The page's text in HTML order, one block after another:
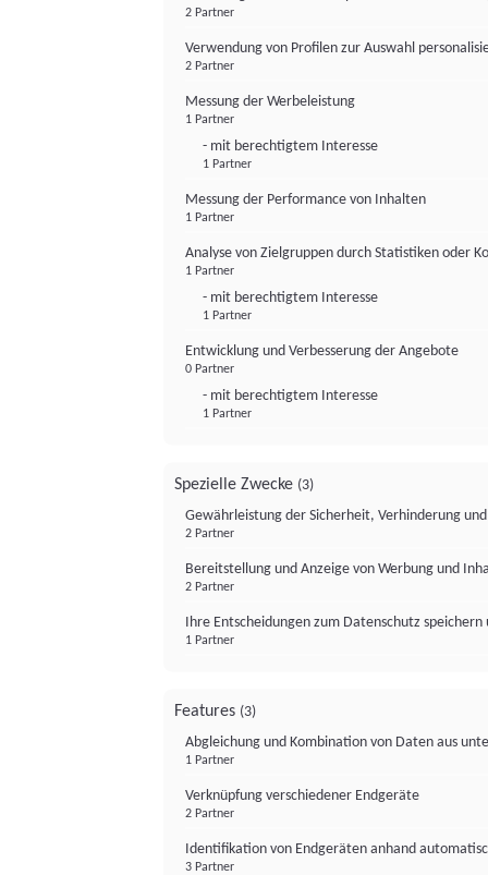
2 Partner
Verwendung von Profilen zur Auswahl
2 Partner
Messung der Werbeleistung
1 Partner
- mit berechtigtem Interesse
1 Partner
Messung der Performance von Inhalten
1 Partner
Analyse von Zielgruppen durch Statistiken oder
1 Partner
- mit berechtigtem Interesse
1 Partner
Entwicklung und Verbesserung der Angebote
0 Partner
- mit berechtigtem Interesse
1 Partner
Spezielle Zwecke (3)
Gewährleistung der Sicherheit, Verhinderung
2 Partner
Bereitstellung und Anzeige von Werbung und
2 Partner
Ihre Entscheidungen zum Datenschutz
1 Partner
Features (3)
Abgleichung und Kombination von Daten aus
1 Partner
Verknüpfung verschiedener Endgeräte
2 Partner
Identifikation von Endgeräten anhand
3 Partner